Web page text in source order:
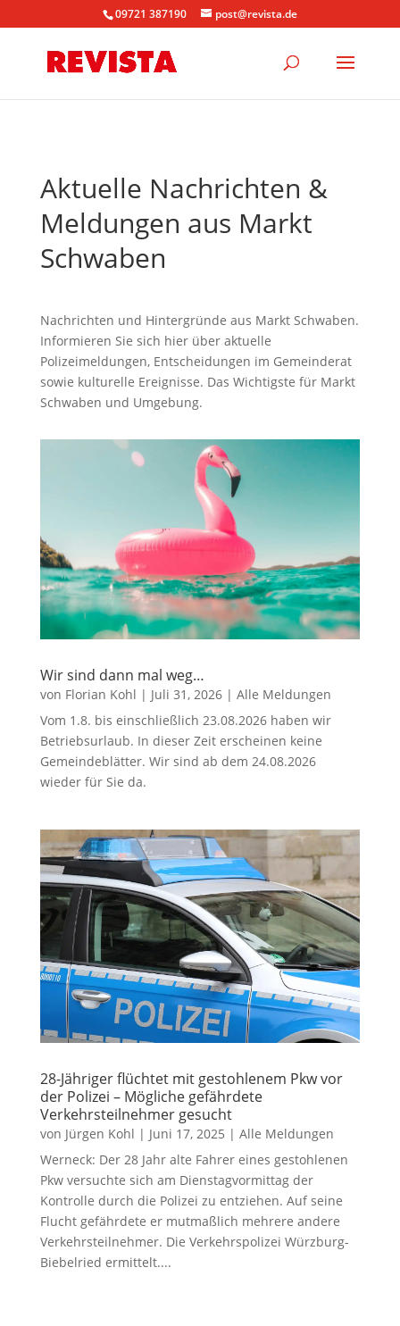
09721 387190 post@revista.de
Aktuelle Nachrichten &
Meldungen aus Markt
Schwaben
Nachrichten und Hintergründe aus Markt Schwaben.
Informieren Sie sich hier über aktuelle
Polizeimeldungen, Entscheidungen im Gemeinderat
sowie kulturelle Ereignisse. Das Wichtigste für Markt
Schwaben und Umgebung.
Wir sind dann mal weg…
von Florian Kohl | Juli 31, 2026| Alle Meldungen
Vom 1.8. bis einschließlich 23.08.2026 haben wir
Betriebsurlaub. In dieser Zeit erscheinen keine
Gemeindeblätter. Wir sind ab dem 24.08.2026
wieder für Sie da.
28-Jähriger flüchtet mit gestohlenem Pkw vor
der Polizei – Mögliche gefährdete
Verkehrsteilnehmer gesucht
von Jürgen Kohl | Juni 17, 2025 | Alle Meldungen
Werneck: Der 28 Jahr alte Fahrer eines gestohlenen
Pkw versuchte sich am Dienstagvormittag der
Kontrolle durch die Polizei zu entziehen. Auf seine
Flucht gefährdete er mutmaßlich mehrere andere
Verkehrsteilnehmer. Die Verkehrspolizei Würzburg-
Biebelried ermittelt....